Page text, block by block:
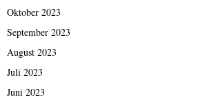
Oktober 2023
September 2023
August 2023
Juli 2023
Juni 2023